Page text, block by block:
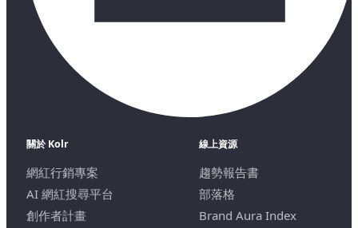
關於 Kolr
網紅行銷專案
AI 網紅搜尋平台
創作者計畫
線上資源
趨勢報告書
部落格
Brand Aura Index